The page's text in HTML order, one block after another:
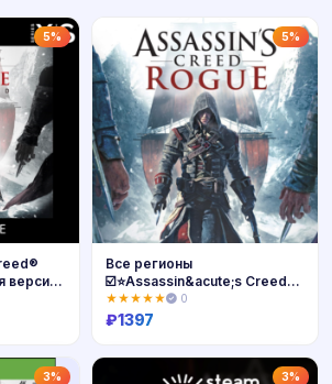
5%
версия
5%
Купить
Все регионы
☑️⭐Assassin&acute;s Creed
Rogue + выбор издания
★★★★★ 0
₽1397
3% 3%